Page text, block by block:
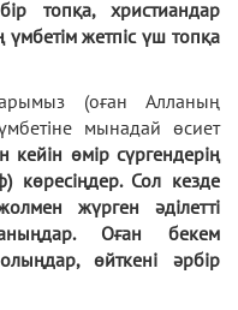
топқа, христиандар
үмбетім жетпіс үш топқа
(оған Алланың
мынадай өсиет
өмір сүргендерің
көресіңдер. Сол кезде
жүрген әділетті
Оған бекем
өйткені әрбір